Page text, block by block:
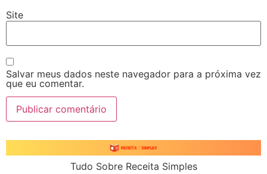
Site
Salvar meus dados neste navegador para a próxima vez
que eu comentar.
Tudo Sobre Receita Simples